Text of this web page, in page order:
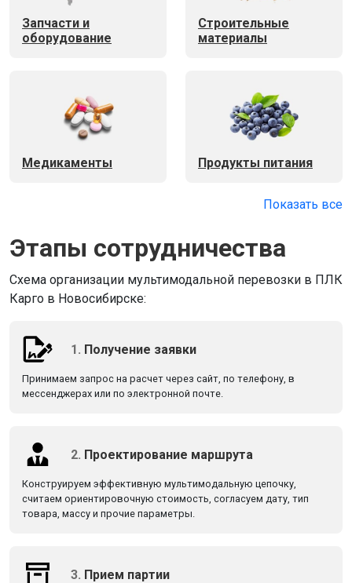
Запчасти и
оборудование
Строительные
материалы
Медикаменты Продукты питания
Показать все
Этапы сотрудничества
Схема организации мультимодальной перевозки в ПЛК
Карго в Новосибирске:
1. Получение заявки
Принимаем запрос на расчет через сайт, по телефону, в
мессенджерах или по электронной почте.
2. Проектирование маршрута
Конструируем эффективную мультимодальную цепочку,
считаем ориентировочную стоимость, согласуем дату, тип
товара, массу и прочие параметры.
3. Прием партии